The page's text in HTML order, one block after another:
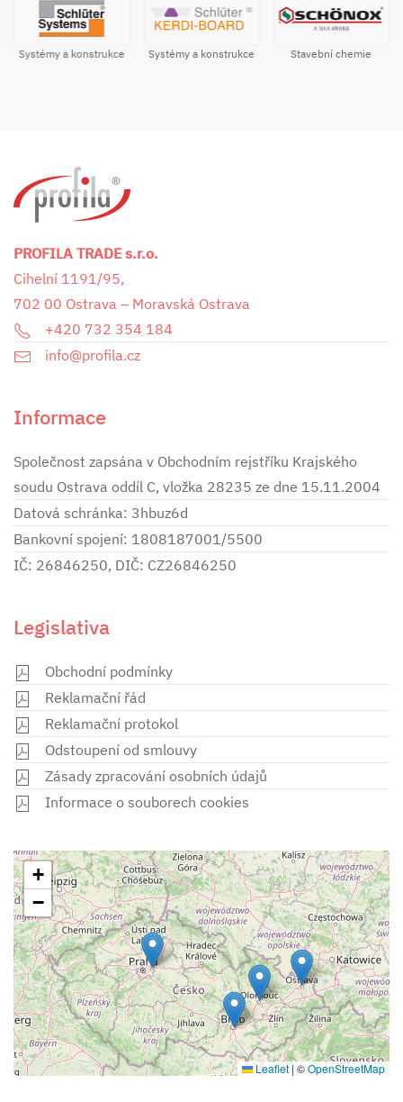
Systémy a konstrukce Systémy a konstrukce Stavební chemie
PROFILA TRADE s.r.o.
Cihelní 1191/95,
702 00 Ostrava – Moravská Ostrava
+420 732 354 184
info@profila.cz
Informace
Společnost zapsána v Obchodním rejstříku Krajského
soudu Ostrava oddíl C, vložka 28235 ze dne 15.11.2004
Datová schránka: 3hbuz6d
Bankovní spojení: 1808187001/5500
IČ: 26846250, DIČ: CZ26846250
Legislativa
Obchodní podmínky
Reklamační řád
Reklamační protokol
Odstoupení od smlouvy
Zásady zpracování osobních údajů
Informace o souborech cookies
+
−
Leaflet | ©OpenStreetMap